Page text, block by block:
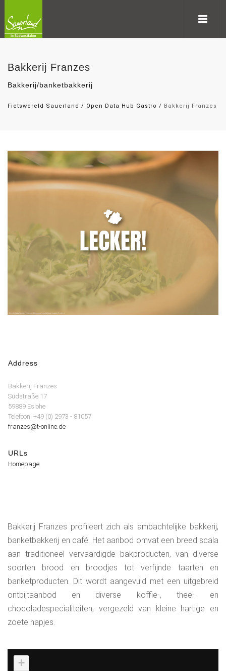
Bakkerij Franzes
Bakkerij/banketbakkerij
Fietswereld Sauerland / Open Data Hub Gastro / Bakkerij Franzes
Address
Bakkerij Franzes
Südstraße 17
59889 Eslohe
Telefoon: +49 (0) 2973 - 81057
franzes@t-online.de
URLs
Homepage
Bakkerij Franzes profileert zich als ambachtelijke bakkerij,
banketbakkerij en café. Het aanbod omvat een breed scala
aan traditioneel vervaardigde bakproducten, van diverse
soorten brood en broodjes tot verfijnde taarten en
banketproducten. Dit wordt aangevuld met een uitgebreid
ontbijtaanbod en diverse koffie-, thee- en
chocoladespecialiteiten, vergezeld van kleine hartige en
zoete hapjes.
+